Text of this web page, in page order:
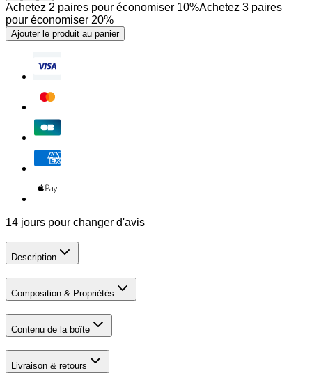
Achetez 2 paires pour économiser 10%Achetez 3 paires
pour économiser 20%
Ajouter le produit au panier
14 jours pour changer d'avis
Description
Composition & Propriétés
Contenu de la boîte
Livraison & retours